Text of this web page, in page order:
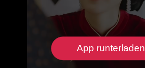
App runterladen